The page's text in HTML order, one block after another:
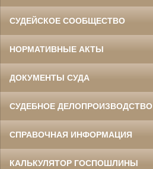
СУДЕЙСКОЕ СООБЩЕСТВО
НОРМАТИВНЫЕ АКТЫ
ДОКУМЕНТЫ СУДА
СУДЕБНОЕ ДЕЛОПРОИЗВОДСТВО
СПРАВОЧНАЯ ИНФОРМАЦИЯ
КАЛЬКУЛЯТОР ГОСПОШЛИНЫ